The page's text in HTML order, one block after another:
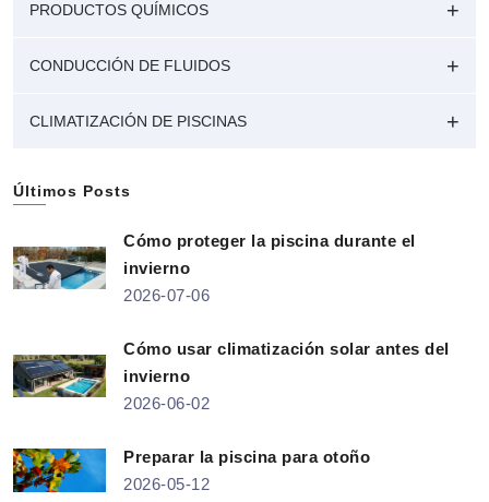
PRODUCTOS QUÍMICOS
CONDUCCIÓN DE FLUIDOS
CLIMATIZACIÓN DE PISCINAS
Últimos Posts
Cómo proteger la piscina durante el
invierno
2026-07-06
Cómo usar climatización solar antes del
invierno
2026-06-02
Preparar la piscina para otoño
2026-05-12